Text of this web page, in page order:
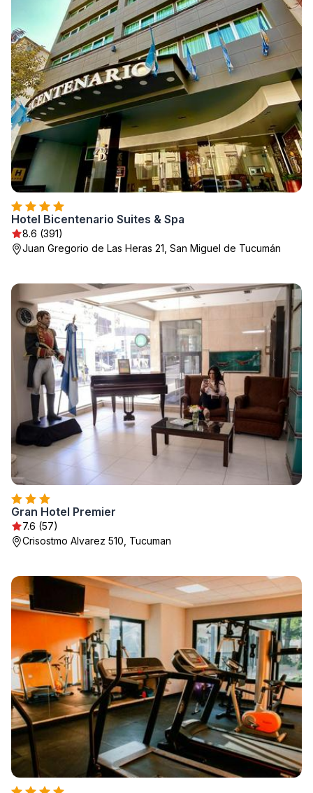
Hotel Bicentenario Suites & Spa
8.6 (391)
Juan Gregorio de Las Heras 21, San Miguel de Tucumán
Gran Hotel Premier
7.6 (57)
Crisostmo Alvarez 510, Tucuman